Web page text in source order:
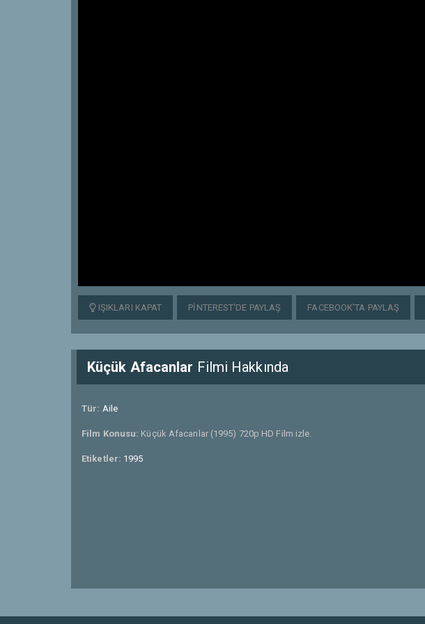
IŞIKLARI KAPAT PINTEREST'DE PAYLAŞ FACEBOOK'TA PAYLAŞ
Küçük Afacanlar Filmi Hakkında
Tür: Aile
Film Konusu: Küçük Afacanlar (1995) 720p HD Film izle.
Etiketler: 1995